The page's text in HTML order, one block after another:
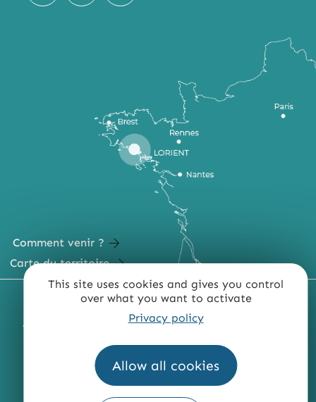
This site uses cookies and gives you control
over what you want to activate
Privacy policy
Allow all cookies
Comment venir ?
Carte du territoire
MENTIONS LÉGALES PLAN DU SITE
ACCESSIBILITÉ : NON CONFORME
QUI SOMMES-NOUS ?